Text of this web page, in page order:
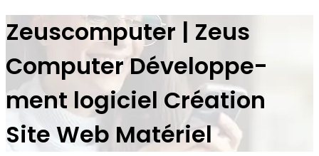
Zeus­com­pu­ter | Zeus
Computer Dévelop­pe­
ment logiciel Création
Site Web Matériel